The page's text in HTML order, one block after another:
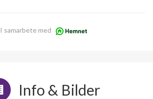
I samarbete med
Info & Bilder